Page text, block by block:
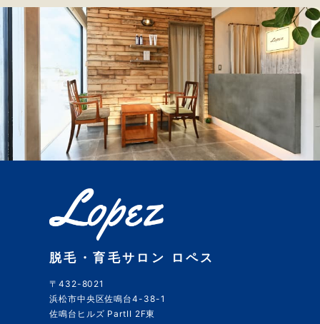
脱毛・育毛サロン ロペス
〒432-8021
浜松市中央区佐鳴台4-38-1
佐鳴台ヒルズ PartII 2F東